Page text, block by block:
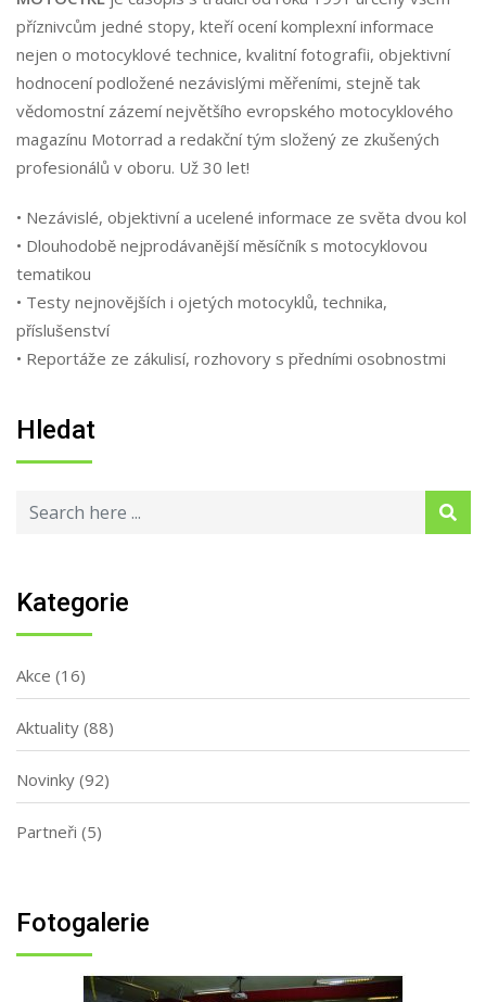
příznivcům jedné stopy, kteří ocení komplexní informace
nejen o motocyklové technice, kvalitní fotografii, objektivní
hodnocení podložené nezávislými měřeními, stejně tak
vědomostní zázemí největšího evropského motocyklového
magazínu Motorrad a redakční tým složený ze zkušených
profesionálů v oboru. Už 30 let!
• Nezávislé, objektivní a ucelené informace ze světa dvou kol
• Dlouhodobě nejprodávanější měsíčník s motocyklovou
tematikou
• Testy nejnovějších i ojetých motocyklů, technika,
příslušenství
• Reportáže ze zákulisí, rozhovory s předními osobnostmi
Hledat
Kategorie
Akce (16)
Aktuality (88)
Novinky (92)
Partneři (5)
Fotogalerie